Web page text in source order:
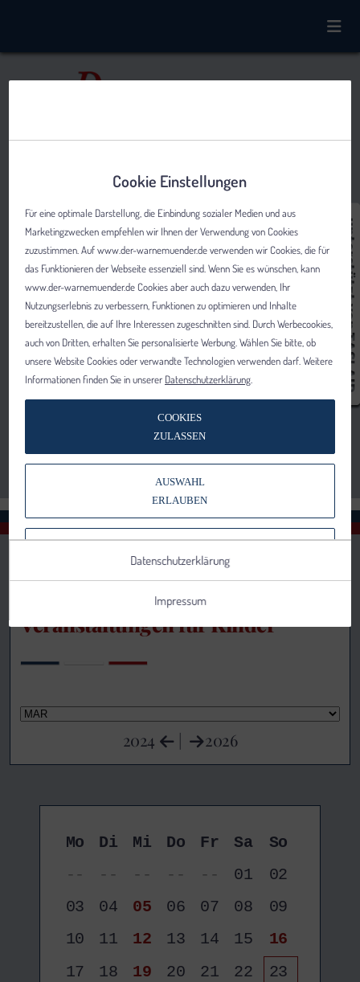
Veranstaltungen für Kinder
2024 | 2026
Mo Di Mi Do Fr Sa
So
--
-- -- -- -- 01
02
03
04 05 06 07 08
09
10
11 12 13 14 15
16
17
18 19 20 21 22
23
Cookie Einstellungen
Für eine optimale Darstellung, die Einbindung sozialer Medien und aus
Marketingzwecken empfehlen wir Ihnen der Verwendung von Cookies
zuzustimmen. Auf www.der-warnemuender.de verwenden wir Cookies, die für
das Funktionieren der Webseite essenziell sind. Wenn Sie es wünschen, kann
www.der-warnemuender.de Cookies aber auch dazu verwenden, Ihr
Nutzungserlebnis zu verbessern, Funktionen zu optimieren und Inhalte
bereitzustellen, die auf Ihre Interessen zugeschnitten sind. Durch Werbecookies,
auch von Dritten, erhalten Sie personalisierte Werbung. Wählen Sie bitte, ob
unsere Website Cookies oder verwandte Technologien verwenden darf. Weitere
Informationen finden Sie in unserer Datenschutzerklärung
COOKIES
ZULASSEN
AUSWAHL
ERLAUBEN
VERWENDEN
Datenschutzerklärung
Impressum